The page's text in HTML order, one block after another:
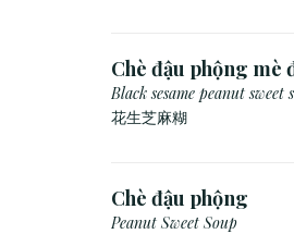
Chè đậu phộng mè
Black sesame peanut sweet
花生芝麻糊
Chè đậu phộng
Peanut Sweet Soup